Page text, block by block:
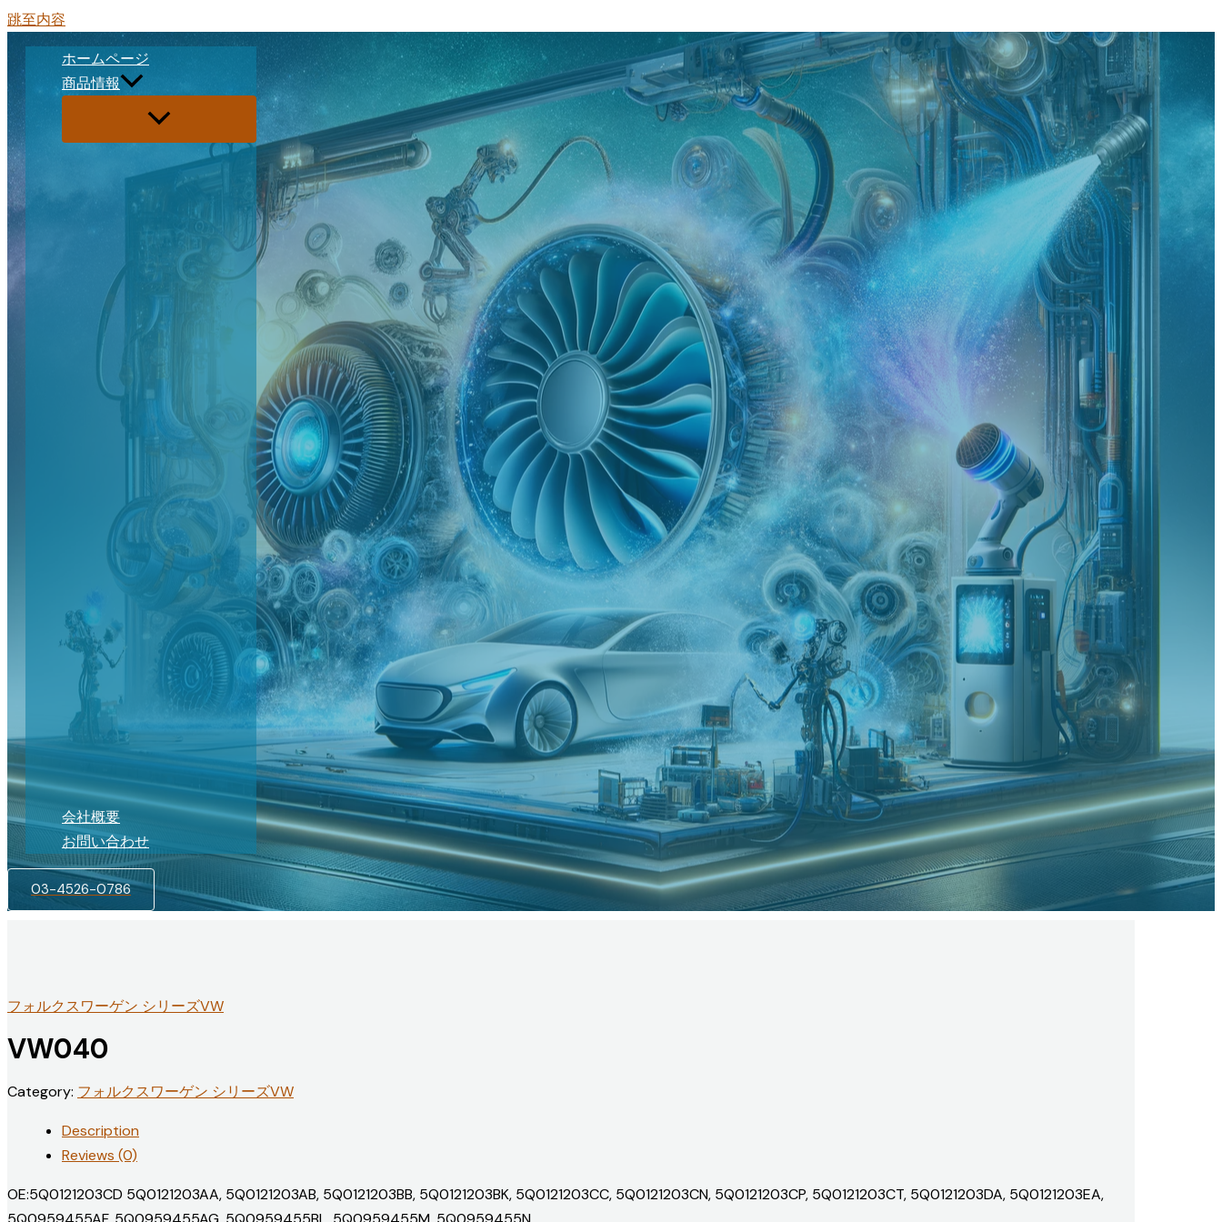
跳至内容
ホームページ
商品情報
会社概要
お問い合わせ
03-4526-0786
フォルクスワーゲン シリーズVW
VW040
Category: フォルクスワーゲン シリーズVW
Description
Reviews (0)
OE:5Q0121203CD 5Q0121203AA, 5Q0121203AB, 5Q0121203BB, 5Q0121203BK, 5Q0121203CC, 5Q0121203CN, 5Q0121203CP, 5Q0121203CT, 5Q0121203DA, 5Q0121203EA,